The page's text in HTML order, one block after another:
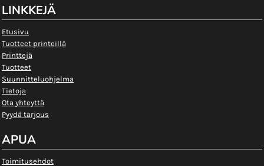
LINKKEJÄ
Etusivu
Tuotteet printeillä
Printtejä
Tuotteet
Suunnitteluohjelma
Tietoja
Ota yhteyttä
Pyydä tarjous
APUA
Toimitusehdot